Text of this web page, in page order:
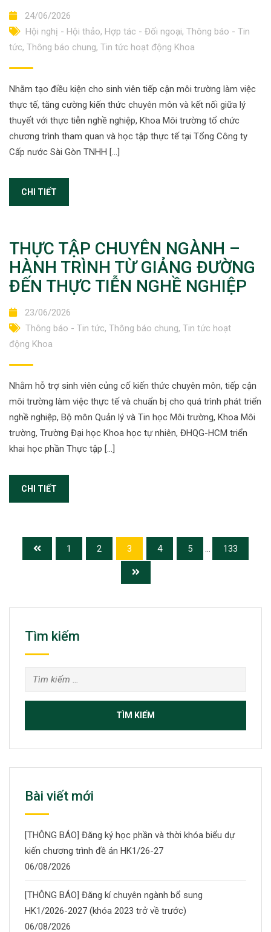
24/06/2026
Hội nghị - Hội thảo, Hợp tác - Đối ngoại, Thông báo - Tin
tức, Thông báo chung, Tin tức hoạt động Khoa
Nhằm tạo điều kiện cho sinh viên tiếp cận môi trường làm việc
thực tế, tăng cường kiến thức chuyên môn và kết nối giữa lý
thuyết với thực tiễn nghề nghiệp, Khoa Môi trường tổ chức
chương trình tham quan và học tập thực tế tại Tổng Công ty
Cấp nước Sài Gòn TNHH […]
CHI TIẾT
THỰC TẬP CHUYÊN NGÀNH –
HÀNH TRÌNH TỪ GIẢNG ĐƯỜNG
ĐẾN THỰC TIỄN NGHỀ NGHIỆP
23/06/2026
Thông báo - Tin tức, Thông báo chung, Tin tức hoạt
động Khoa
Nhằm hỗ trợ sinh viên củng cố kiến thức chuyên môn, tiếp cận
môi trường làm việc thực tế và chuẩn bị cho quá trình phát triển
nghề nghiệp, Bộ môn Quản lý và Tin học Môi trường, Khoa Môi
trường, Trường Đại học Khoa học tự nhiên, ĐHQG-HCM triển
khai học phần Thực tập […]
CHI TIẾT
1 2 3 4 5 ... 133
Tìm kiếm
Tìm
kiếm
Bài viết mới
[THÔNG BÁO] Đăng ký học phần và thời khóa biểu dự
kiến chương trình đề án HK1/26-27
06/08/2026
[THÔNG BÁO] Đăng kí chuyên ngành bổ sung
HK1/2026-2027 (khóa 2023 trở về trước)
06/08/2026